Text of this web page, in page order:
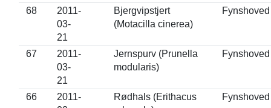
68
2011-
03-
21
Bjergvipstjert
(Motacilla cinerea)
Fynshoved
67
2011-
03-
21
Jernspurv (Prunella
modularis)
Fynshoved
66
2011-
Rødhals (Erithacus
Fynshoved